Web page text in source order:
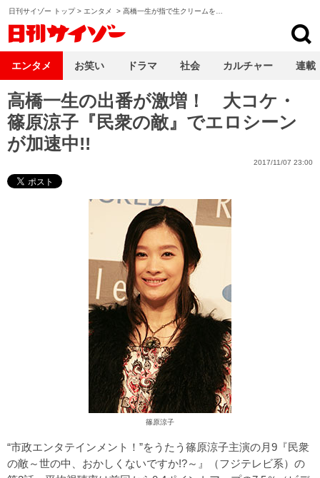
日刊サイゾー トップ> エンタメ > 高橋一生が指で生クリームを…
高橋一生の出番が激増！ 大コケ・
篠原涼子『民衆の敵』でエロシーン
が加速中!!
2017/11/07 23:00
篠原涼子
“市政エンタテインメント！”をうたう篠原涼子主演の月9『民衆
の敵～世の中、おかしくないですか!?～』（フジテレビ系）の
エンタメ お笑い ドラマ 社会 カルチャー 連載